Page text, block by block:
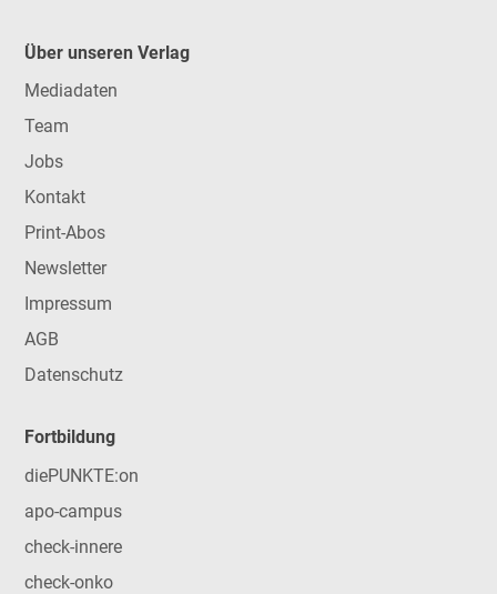
Über unseren Verlag
Mediadaten
Team
Jobs
Kontakt
Print-Abos
Newsletter
Impressum
AGB
Datenschutz
Fortbildung
diePUNKTE:on
apo-campus
check-innere
check-onko